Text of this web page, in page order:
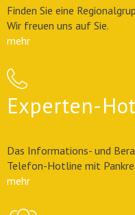
Finden Sie eine
Wir freuen uns auf Sie.
mehr
Experten-
Das Informations- und
Telefon-Hotline mit
mehr